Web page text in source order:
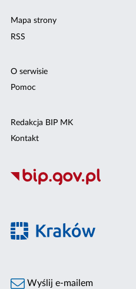
Mapa strony
RSS
O serwisie
Pomoc
Redakcja BIP MK
Kontakt
Wyślij e-mailem